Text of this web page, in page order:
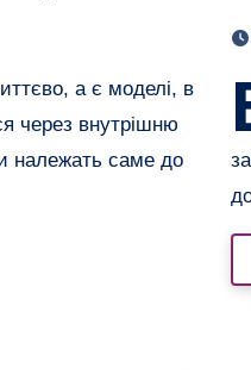
а є моделі, в
через внутрішню
належать саме до